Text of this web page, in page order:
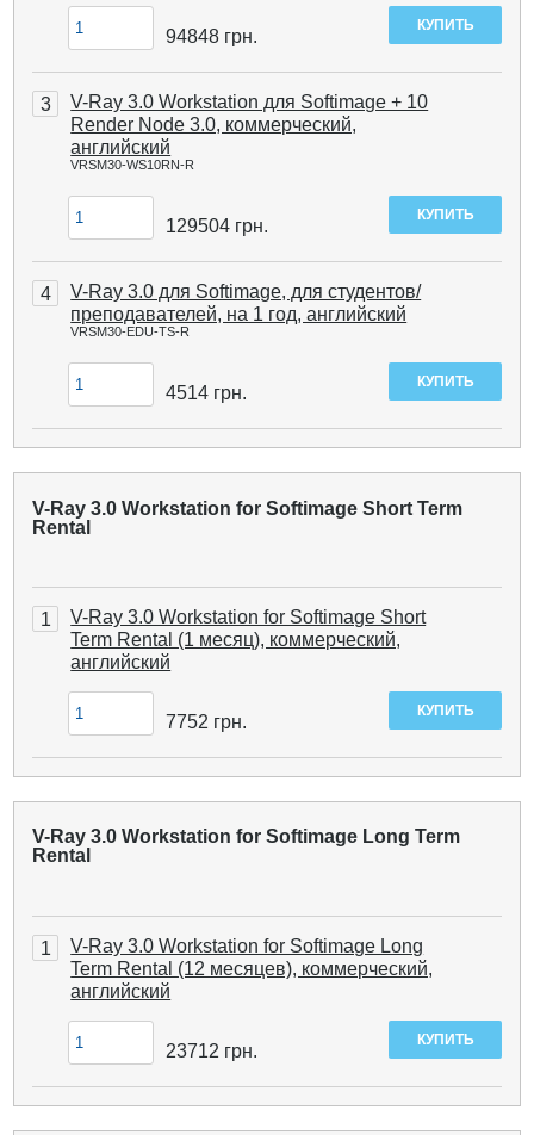
94848 грн.
3
V-Ray 3.0 Workstation для Softimage + 10
Render Node 3.0, коммерческий,
английский
VRSM30-WS10RN-R
129504 грн.
4
V-Ray 3.0 для Softimage, для студентов/
преподавателей, на 1 год, английский
VRSM30-EDU-TS-R
4514 грн.
V-Ray 3.0 Workstation for Softimage Short Term
Rental
1
V-Ray 3.0 Workstation for Softimage Short
Term Rental (1 месяц), коммерческий,
английский
7752 грн.
V-Ray 3.0 Workstation for Softimage Long Term
Rental
1
V-Ray 3.0 Workstation for Softimage Long
Term Rental (12 месяцев), коммерческий,
английский
23712 грн.